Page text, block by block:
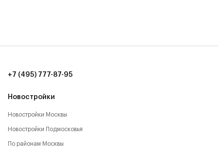
Новостройки
Новостройки Москвы
Новостройки Подмосковья
По районам Москвы
+7 (495) 777-87-95